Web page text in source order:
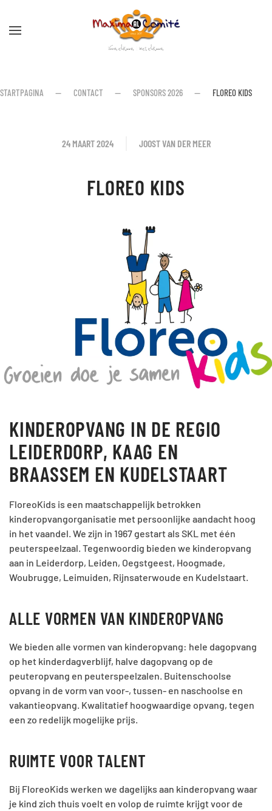
Skip to main content
STARTPAGINA CONTACT SPONSORS 2026 FLOREO KIDS
24 MAART 2024 JOOST VAN DER MEER
FLOREO KIDS
KINDEROPVANG IN DE REGIO
LEIDERDORP, KAAG EN
BRAASSEM EN KUDELSTAART
FloreoKids is een maatschappelijk betrokken
kinderopvangorganisatie met persoonlijke aandacht hoog
in het vaandel. We zijn in 1967 gestart als SKL met één
peuterspeelzaal. Tegenwoordig bieden we kinderopvang
aan in Leiderdorp, Leiden, Oegstgeest, Hoogmade,
Woubrugge, Leimuiden, Rijnsaterwoude en Kudelstaart.
ALLE VORMEN VAN KINDEROPVANG
We bieden alle vormen van kinderopvang: hele dagopvang
op het kinderdagverblijf, halve dagopvang op de
peuteropvang en peuterspeelzalen. Buitenschoolse
opvang in de vorm van voor-, tussen- en naschoolse en
vakantieopvang. Kwalitatief hoogwaardige opvang, tegen
een zo redelijk mogelijke prijs.
RUIMTE VOOR TALENT
Bij FloreoKids werken we dagelijks aan kinderopvang waar
je kind zich thuis voelt en volop de ruimte krijgt voor de